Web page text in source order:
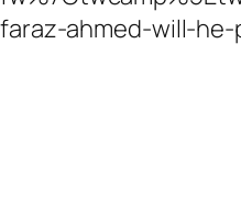
ahmed-will-he-